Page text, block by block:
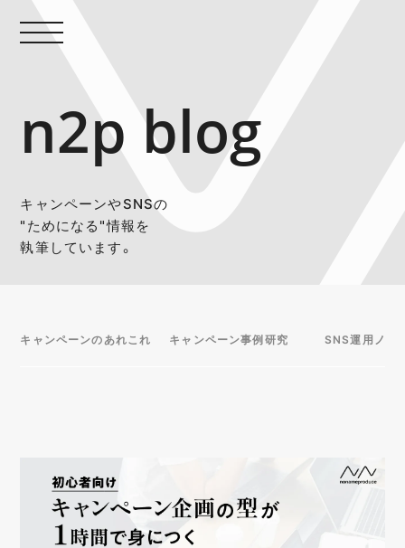
n2p blog
キャンペーンやSNSの
"ためになる"情報を
執筆しています。
キャンペーンのあれこれ キャンペーン事例研究 SNS運用ノウ